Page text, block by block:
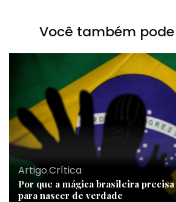
Você também
Artigo,Crítica
Por que a mágica brasileira
para nascer de verdade